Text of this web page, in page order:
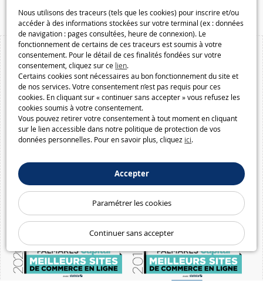
Nous utilisons des traceurs (tels que les cookies) pour inscrire et/ou
accéder à des informations stockées sur votre terminal (ex : données
de navigation : pages consultées, heure de connexion). Le
fonctionnement de certains de ces traceurs est soumis à votre
consentement. Pour le détail de ces finalités fondées sur votre
consentement, cliquez sur ce lien.
Certains cookies sont nécessaires au bon fonctionnement du site et
de nos services. Votre consentement n’est pas requis pour ces
cookies. En cliquant sur « continuer sans accepter » vous refusez les
cookies soumis à votre consentement.
Vous pouvez retirer votre consentement à tout moment en cliquant
sur le lien accessible dans notre politique de protection de vos
données personnelles. Pour en savoir plus, cliquez ici.
Accepter
Paramétrer les cookies
Continuer sans accepter